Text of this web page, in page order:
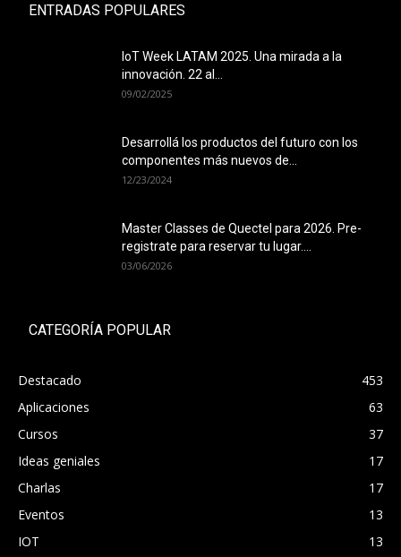
ENTRADAS POPULARES
IoT Week LATAM 2025. Una mirada a la
innovación. 22 al...
09/02/2025
Desarrollá los productos del futuro con los
componentes más nuevos de...
12/23/2024
Master Classes de Quectel para 2026. Pre-
registrate para reservar tu lugar....
03/06/2026
CATEGORÍA POPULAR
Destacado
453
Aplicaciones
63
Cursos
37
Ideas geniales
17
Charlas
17
Eventos
13
IOT
13